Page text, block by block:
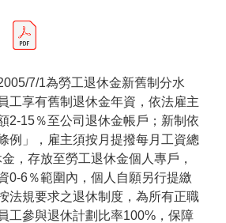
7/1為勞工退休金新舊制分水
工享有舊制退休金年資，依法雇主
2-15％至公司退休金帳戶；新制依
例」，雇主須按月提撥每月工資總
，存放至勞工退休金個人專戶，
0-6％範圍內，個人自願另行提繳
法規要求之退休制度，為所有正職
工參與退休計劃比率100%，保障